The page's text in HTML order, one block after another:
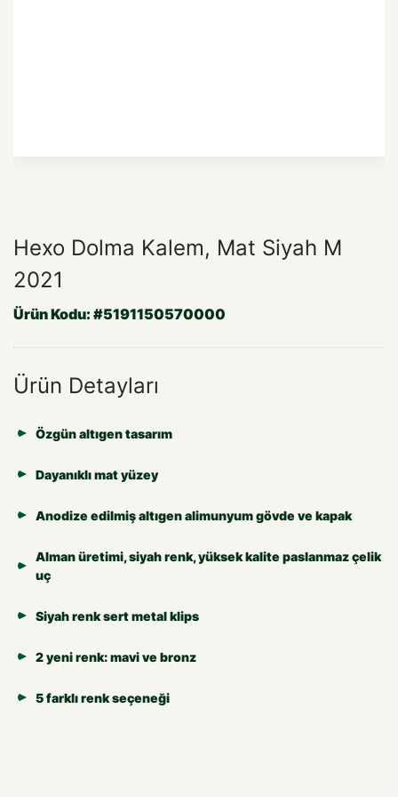
Hexo Dolma Kalem, Mat Siyah M
2021
Ürün Kodu: #5191150570000
Ürün Detayları
Özgün altıgen tasarım
Dayanıklı mat yüzey
Anodize edilmiş altıgen alimunyum gövde ve kapak
Alman üretimi, siyah renk, yüksek kalite paslanmaz çelik
uç
Siyah renk sert metal klips
2 yeni renk: mavi ve bronz
5 farklı renk seçeneği